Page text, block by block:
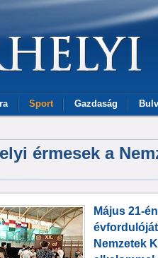
Sport Gazdaság
érmesek a
Május 21-
Nemzetek